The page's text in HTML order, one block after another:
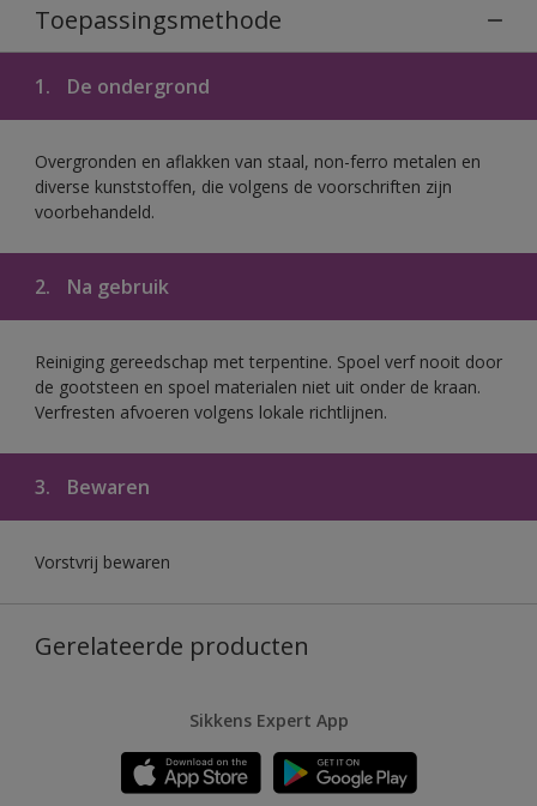
Toepassingsmethode
1. De ondergrond
Overgronden en aflakken van staal, non-ferro metalen en
diverse kunststoffen, die volgens de voorschriften zijn
voorbehandeld.
2. Na gebruik
Reiniging gereedschap met terpentine. Spoel verf nooit door
de gootsteen en spoel materialen niet uit onder de kraan.
Verfresten afvoeren volgens lokale richtlijnen.
3. Bewaren
Vorstvrij bewaren
Gerelateerde producten
Sikkens Expert App